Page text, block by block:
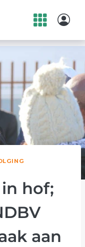
hof;
aan